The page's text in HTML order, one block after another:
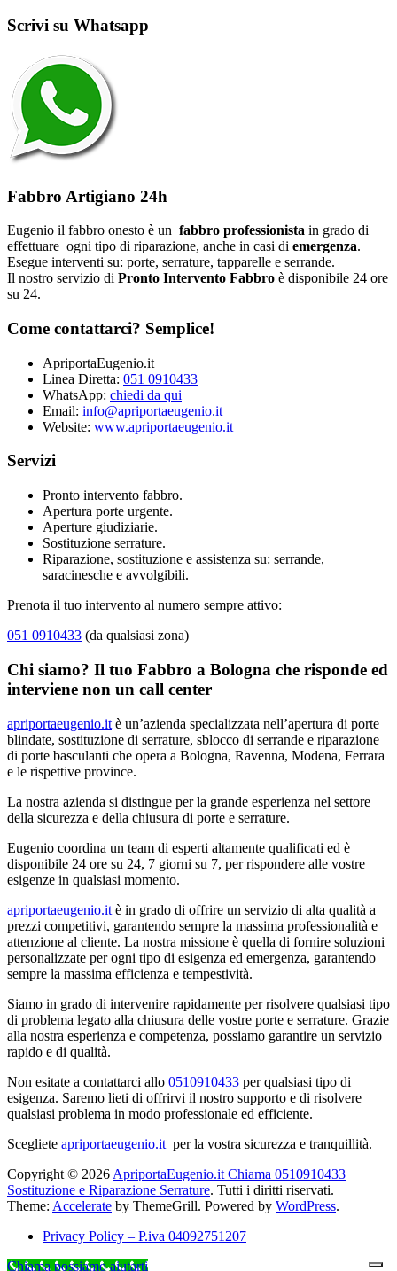
Scrivi su Whatsapp
Fabbro Artigiano 24h
Eugenio il fabbro onesto è un fabbro professionista in grado di
effettuare ogni tipo di riparazione, anche in casi di emergenza.
Esegue interventi su: porte, serrature, tapparelle e serrande.
Il nostro servizio di Pronto Intervento Fabbro è disponibile 24 ore
su 24.
Come contattarci? Semplice!
ApriportaEugenio.it
Linea Diretta: 051 0910433
WhatsApp: chiedi da qui
Email: info@apriportaeugenio.it
Website: www.apriportaeugenio.it
Servizi
Pronto intervento fabbro.
Apertura porte urgente.
Aperture giudiziarie.
Sostituzione serrature.
Riparazione, sostituzione e assistenza su: serrande,
saracinesche e avvolgibili.
Prenota il tuo intervento al numero sempre attivo:
051 0910433 (da qualsiasi zona)
Chi siamo? Il tuo Fabbro a Bologna che risponde ed
interviene non un call center
apriportaeugenio.it è un’azienda specializzata nell’apertura di porte
blindate, sostituzione di serrature, sblocco di serrande e riparazione
di porte basculanti che opera a Bologna, Ravenna, Modena, Ferrara
e le rispettive province.
La nostra azienda si distingue per la grande esperienza nel settore
della sicurezza e della chiusura di porte e serrature.
Eugenio coordina un team di esperti altamente qualificati ed è
disponibile 24 ore su 24, 7 giorni su 7, per rispondere alle vostre
esigenze in qualsiasi momento.
apriportaeugenio.it è in grado di offrire un servizio di alta qualità a
prezzi competitivi, garantendo sempre la massima professionalità e
attenzione al cliente. La nostra missione è quella di fornire soluzioni
personalizzate per ogni tipo di esigenza ed emergenza, garantendo
sempre la massima efficienza e tempestività.
Siamo in grado di intervenire rapidamente per risolvere qualsiasi tipo
di problema legato alla chiusura delle vostre porte e serrature. Grazie
alla nostra esperienza e competenza, possiamo garantire un servizio
rapido e di qualità.
Non esitate a contattarci allo 0510910433 per qualsiasi tipo di
esigenza. Saremo lieti di offrirvi il nostro supporto e di risolvere
qualsiasi problema in modo professionale ed efficiente.
Scegliete apriportaeugenio.it per la vostra sicurezza e tranquillità.
Copyright © 2026 ApriportaEugenio.it Chiama 0510910433
Sostituzione e Riparazione Serrature. Tutti i diritti riservati.
Theme: Accelerate by ThemeGrill. Powered by WordPress.
Privacy Policy – P.iva 04092751207
Chiama possiamo aiutarti